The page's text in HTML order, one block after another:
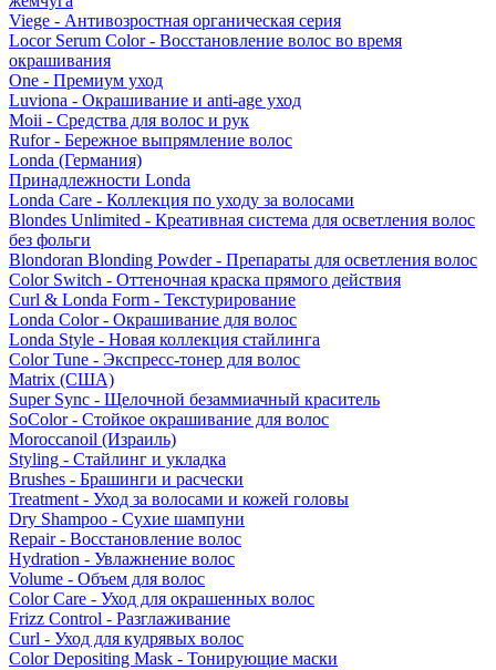
Viege - Антивозростная органическая серия
Locor Serum Color - Восстановление волос во время
окрашивания
One - Премиум уход
Luviona - Окрашивание и anti-age уход
Moii - Средства для волос и рук
Rufor - Бережное выпрямление волос
Londa (Германия)
Принадлежности Londa
Londa Care - Коллекция по уходу за волосами
Blondes Unlimited - Креативная система для осветления волос
без фольги
Blondoran Blonding Powder - Препараты для осветления волос
Color Switch - Оттеночная краска прямого действия
Curl & Londa Form - Текстурирование
Londa Color - Окрашивание для волос
Londa Style - Новая коллекция стайлинга
Color Tune - Экспресс-тонер для волос
Matrix (США)
Super Sync - Щелочной безаммиачный краситель
SoColor - Стойкое окрашивание для волос
Moroccanoil (Израиль)
Styling - Стайлинг и укладка
Brushes - Брашинги и расчески
Treatment - Уход за волосами и кожей головы
Dry Shampoo - Сухие шампуни
Repair - Восстановление волос
Hydration - Увлажнение волос
Volume - Объем для волос
Color Care - Уход для окрашенных волос
Frizz Control - Разглаживание
Curl - Уход для кудрявых волос
Color Depositing Mask - Тонирующие маски